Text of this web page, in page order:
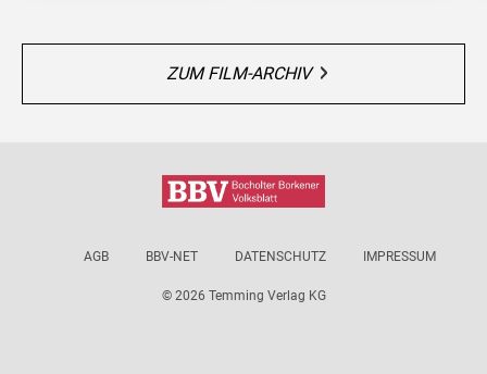
ZUM FILM-ARCHIV
AGB BBV-NET DATENSCHUTZ IMPRESSUM
© 2026 Temming Verlag KG